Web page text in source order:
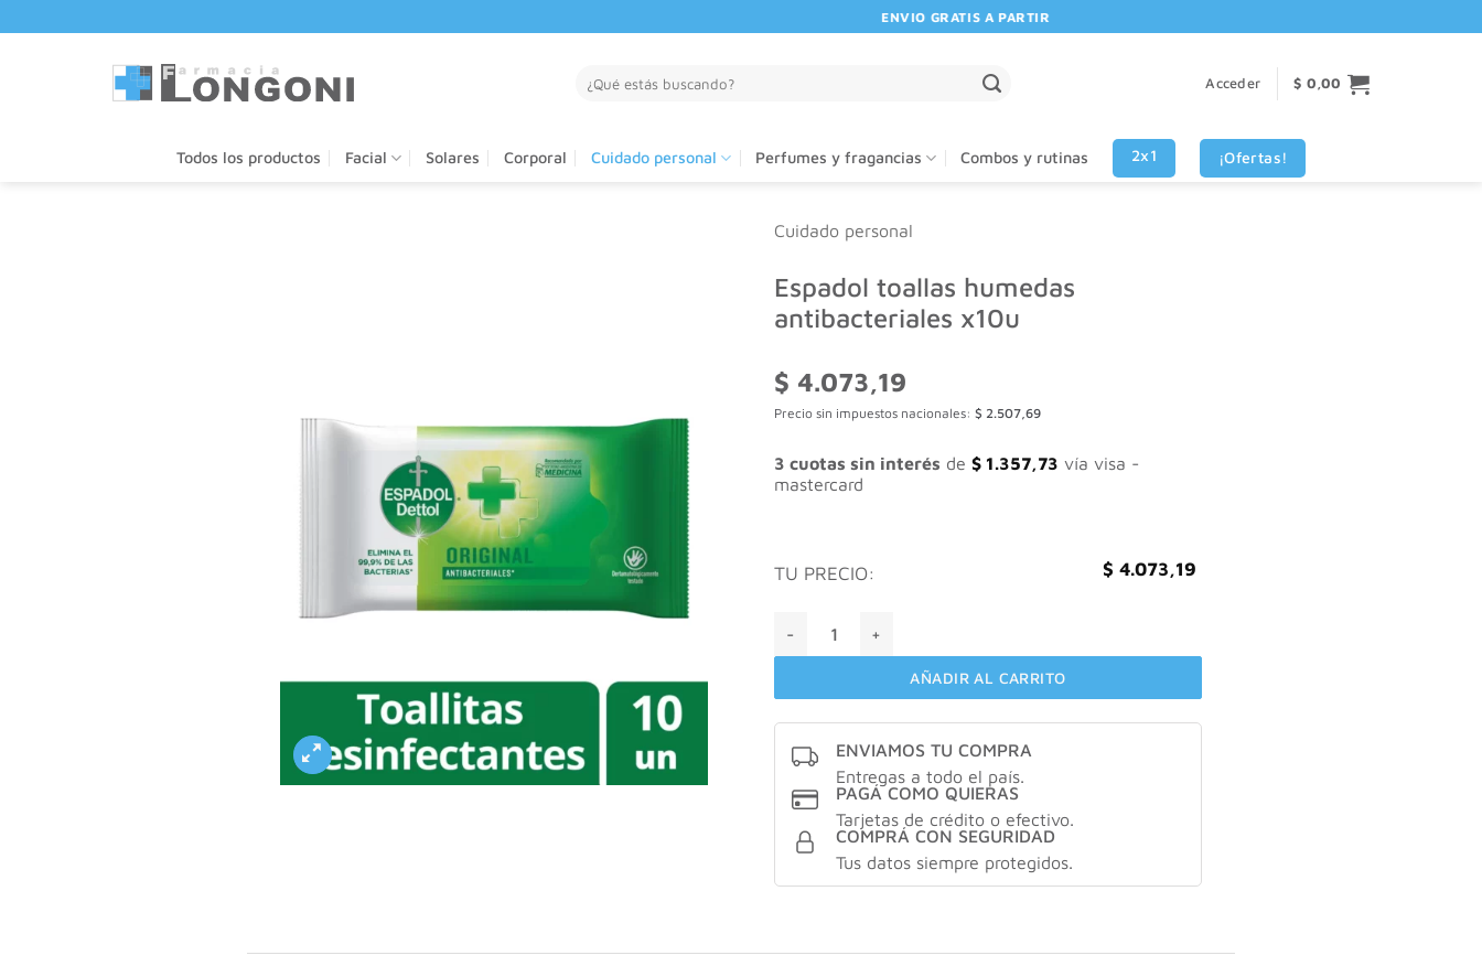
al
ENVIO GRATIS A PARTIR DE $80.000! 🚚 | 💳 3 CUOTAS SIN INTERES VISA - MASTERCARD
por:
Acceder $ 0,00
Todos los productos Facial Solares Corporal Cuidado personal Perfumes y fragancias Combos y rutinas 2x1 ¡Ofertas!
Cuidado personal
Espadol toallas humedas
antibacteriales x10u
$ 4.073,19
Precio sin impuestos nacionales: $ 2.507,69
3 cuotas sin interés de $ 1.357,73 vía visa -
mastercard
TU PRECIO: $ 4.073,19
AÑADIR AL CARRITO
ENVIAMOS TU COMPRA
Entregas a todo el país.
PAGÁ COMO QUIERAS
Tarjetas de crédito o efectivo.
COMPRÁ CON SEGURIDAD
Tus datos siempre protegidos.